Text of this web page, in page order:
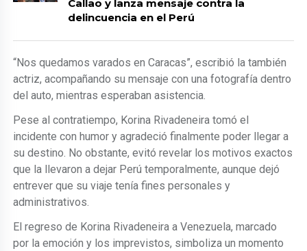
Callao y lanza mensaje contra la
delincuencia en el Perú
“Nos quedamos varados en Caracas”, escribió la también
actriz, acompañando su mensaje con una fotografía dentro
del auto, mientras esperaban asistencia.
Pese al contratiempo, Korina Rivadeneira tomó el
incidente con humor y agradeció finalmente poder llegar a
su destino. No obstante, evitó revelar los motivos exactos
que la llevaron a dejar Perú temporalmente, aunque dejó
entrever que su viaje tenía fines personales y
administrativos.
El regreso de Korina Rivadeneira a Venezuela, marcado
por la emoción y los imprevistos, simboliza un momento